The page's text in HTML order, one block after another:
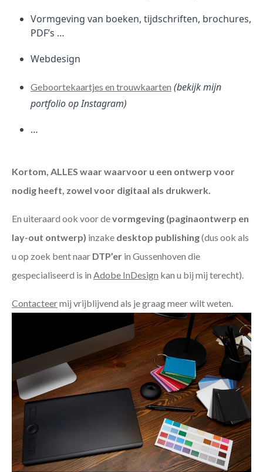
Vormgeving van boeken, tijdschriften, brochures,
PDF’s …
Webdesign
Geboortekaartjes en trouwkaarten (bekijk mijn
portfolio op Instagram)
…
Kortom, ALLES waar waarvoor u een ontwerp voor
nodig heeft, zowel voor digitaal als drukwerk.
En uiteraard ook voor devormgeving (paginaontwerp en
lay-out ontwerp) inzake desktop publishing(dus ook als
u op zoek bent naar DTP’er in Gussenhoven die
gespecialiseerd is in Adobe InDesign kan u bij mij terecht).
Contacteermij vrijblijvend als je graag meer wilt weten.